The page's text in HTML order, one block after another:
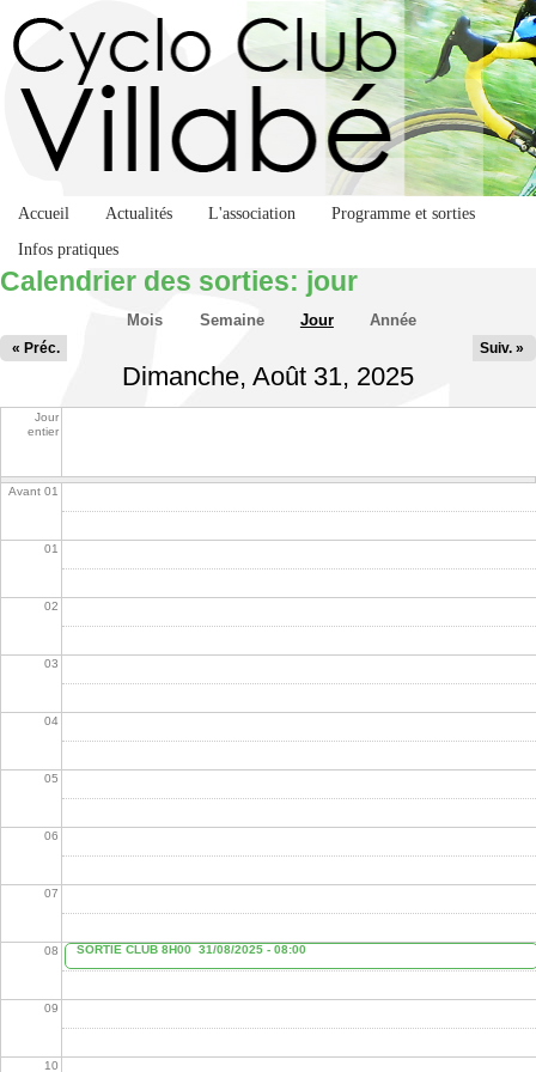
Accueil Actualités L'association
Programme et sorties
Infos pratiques
Calendrier des sorties: jour
Onglets principauxMois Semaine Jour(onglet actif)
Année
Dimanche, Août 31, 2025
« Préc. Suiv. »
Jour
entier
Avant 01
01
02
03
04
05
06
07
08
09
10
SORTIE CLUB 8H00 31/08/2025 - 08:00